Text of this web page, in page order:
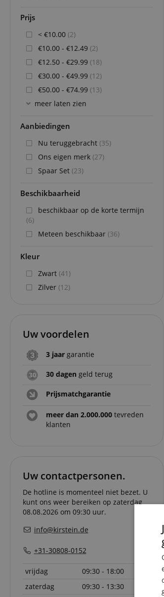
Prijs
< €10.00 (2)
€10.00 - €12.49 (2)
€12.50 - €29.99 (18)
€30.00 - €49.99 (12)
€50.00 - €74.99 (13)
meer laten zien
Aanbiedingen
Nu teruggebracht (35)
Ons eigen merk (27)
Spaar Set (23)
Beschikbaarheid
beschikbaar op de korte termijn
(6)
Meteen beschikbaar (36)
Kleur
Zwart (41)
Zilver (12)
Uw voordelen
3 jaar garantie
30 dagen geld terug
Prijsmatchgarantie
meer dan 2.000.000 tevreden
klanten
Uw contactpersonen.
De hotline is momenteel niet bezet. U
kunt ons weer bereiken op zaterdag
08.08.2026 om 09:30 uur.
info@kirstein.de
+31-30808-0152
vrijdag
09:30 - 18:00
zaterdag
09:30 - 13:30